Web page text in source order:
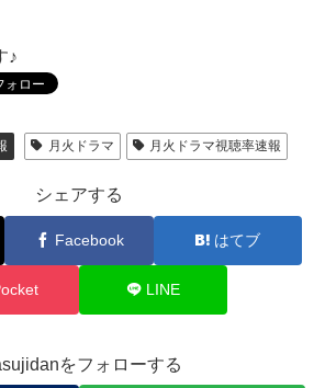
♪
月火ドラマ 月火ドラマ視聴率速報
シェアする
Facebook はてブ
LINE
をフォローする